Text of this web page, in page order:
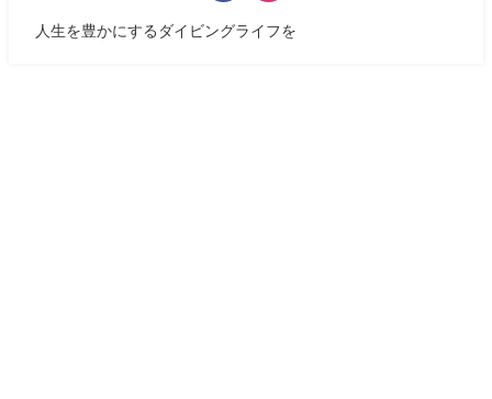
人生を豊かにするダイビングライフを